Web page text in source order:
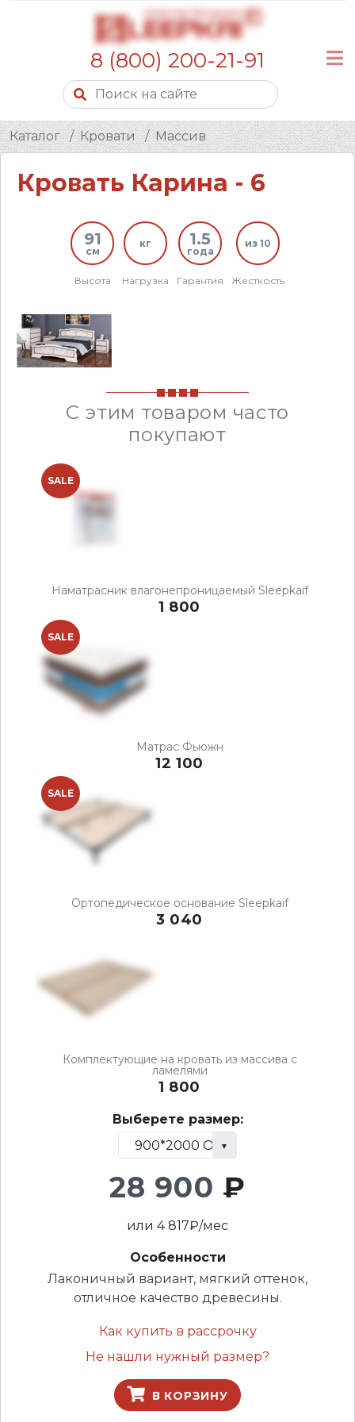
8 (800) 200-21-91
Каталог Кровати Массив
Кровать Карина - 6
91
см
Высота
кг
Нагрузка
1.5
года
Гарантия
из 10
Жесткость
С этим товаром часто
покупают
SALE
Наматрасник влагонепроницаемый Sleepkaif
1 800
SALE
Матрас Фьюжн
12 100
SALE
Ортопедическое основание Sleepkaif
3 040
Комплектующие на кровать из массива с
ламелями
1 800
Выберете размер:
28 900 ₽
или 4 817₽/мес
Особенности
Лаконичный вариант, мягкий оттенок,
отличное качество древесины.
Как купить в рассрочку
Не нашли нужный размер?
В КОРЗИНУ